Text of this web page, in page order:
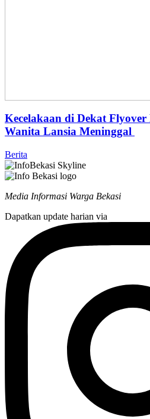
Kecelakaan di Dekat
Wanita Lansia Meninggal
Berita
Media Informasi Warga Bekasi
Dapatkan update harian via